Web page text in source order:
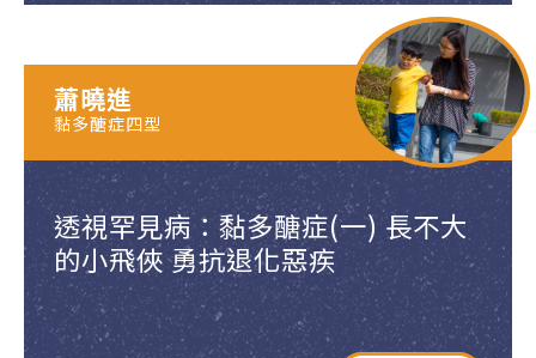
透視罕見病：黏多醣症(一) 長不大
的小飛俠 勇抗退化惡疾
蕭曉進
黏多醣症四型